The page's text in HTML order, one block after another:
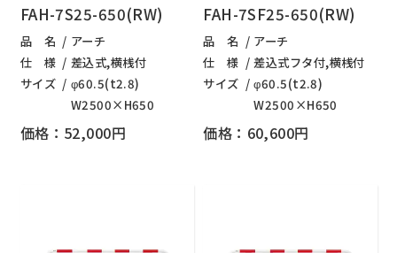
FAH-7S25-650(RW)
品 名
アーチ
仕 様
差込式,横桟付
サイズ
φ60.5(t2.8)
W2500×H650
価格：52,000円
FAH-7SF25-650(RW)
品 名
アーチ
仕 様
差込式フタ付,横桟付
サイズ
φ60.5(t2.8)
W2500×H650
価格：60,600円